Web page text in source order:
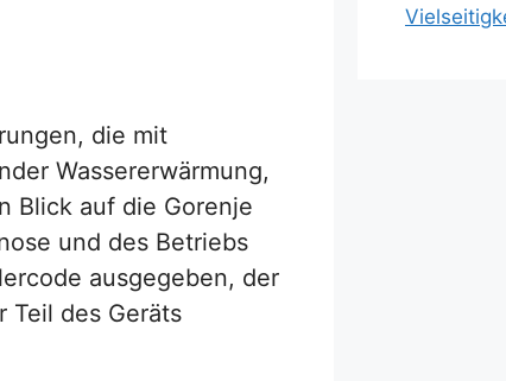
die mit
Wassererwärmung,
Blick auf die Gorenje
und des Betriebs
ausgegeben, der
Teil des Geräts